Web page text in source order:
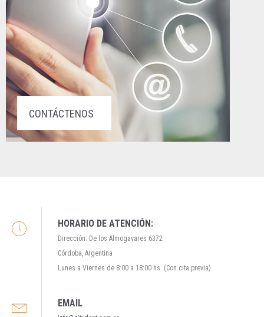
CONTÁCTENOS
HORARIO DE ATENCIÓN:
Dirección: De los Almogavares 6372
Córdoba, Argentina
Lunes a Viernes de 8:00 a 18:00 hs. (Con cita previa)
EMAIL